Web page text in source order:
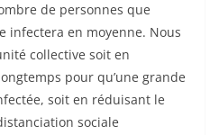
de personnes que
infectera en moyenne. Nous
collective soit en
pour qu’une grande
soit en réduisant le
sociale